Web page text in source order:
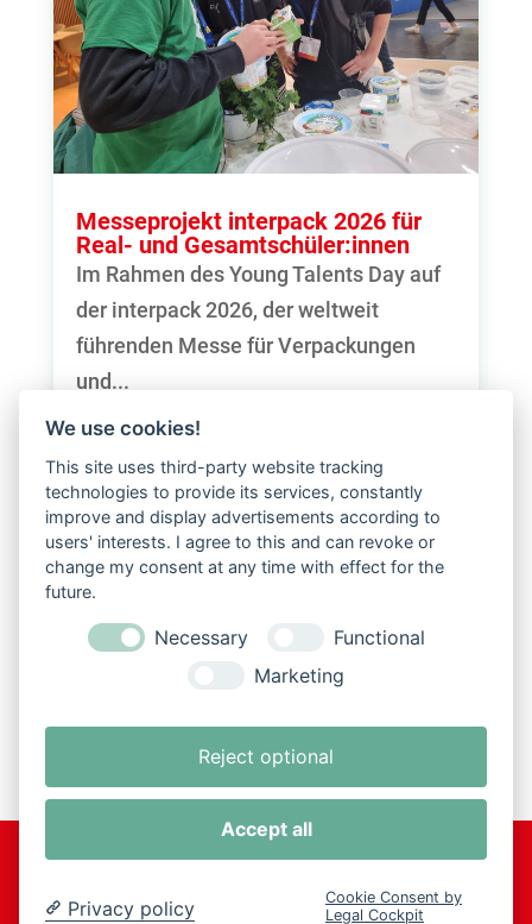
Messeprojekt interpack 2026 für
Real- und Gesamtschüler:innen
Im Rahmen des Young Talents Day auf
der interpack 2026, der weltweit
führenden Messe für Verpackungen
und...
mehr lesen
« Ältere Einträge
We use cookies!
This site uses third-party website tracking
technologies to provide its services, constantly
improve and display advertisements according to
users' interests. I agree to this and can revoke or
change my consent at any time with effect for the
future.
Necessary
Functional
Marketing
Reject optional
Accept all
Privacy policy
Cookie Consent by
Legal Cockpit